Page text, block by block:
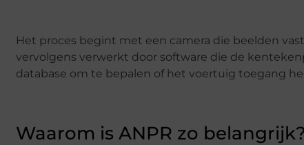
Het proces begint met een camera die beelden
vervolgens verwerkt door software die de
database om te bepalen of het voertuig toegang
Waarom is ANPR zo belangrijk?